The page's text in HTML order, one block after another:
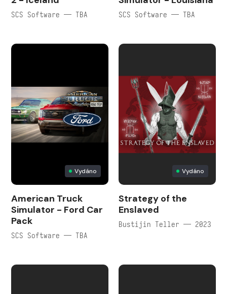
SCS Software — TBA SCS Software — TBA
Vydáno
American Truck
Simulator - Ford Car
Pack
SCS Software — TBA
Vydáno
Strategy of the
Enslaved
Bustijin Teller — 2023